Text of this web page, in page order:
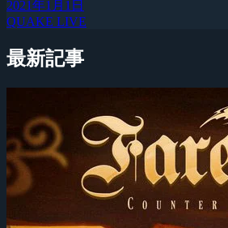
2021年1月1日
QUAKE LIVE
最新記事